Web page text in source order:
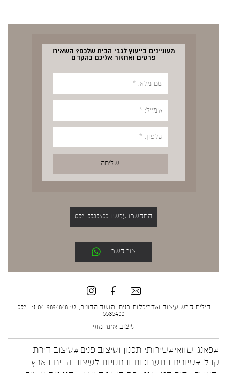
מעוניינים בייעוץ לגבי הבית שלכם? השאירו
פרטים ואחזור אליכם בהקדם
התקשרו עכשיו 052-5535400
צור קשר
הילית קרש עיצוב ואדריכלות פנים, מושב הבונים, ט: 04-9894848 נ: 052-
5535400
עיצוב אתר מוזי
#פאנג-שוואי#שירותי תכנון ועיצוב פנים#עיצוב דירת
קבלן #סיורים בתערוכות ובחנויות לעיצוב הבית בארץ